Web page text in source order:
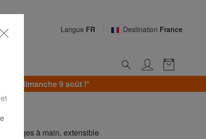
Langue FR Destination France
dimanche 9 août !*
bagages à main, extensible